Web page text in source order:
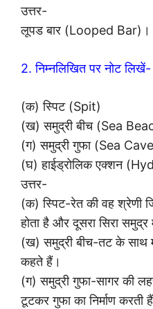
उत्तर-
लूपड बार (Looped Bar)।
2. निम्नलिखित पर नोट लिखें-
(क) स्पिट (Spit)
(ख) समुद्री बीच (Sea
(ग) समुद्री गुफा (Sea
(घ) हाईड्रोलिक एक्शन
उत्तर-
(क) स्पिट-रेत की वह श्रेणी
होता है और दूसरा सिरा समुद्र
(ख) समुद्री बीच-तट के साथ
कहते हैं।
(ग) समुद्री गुफा-सागर की
टूटकर गुफा का निर्माण करती